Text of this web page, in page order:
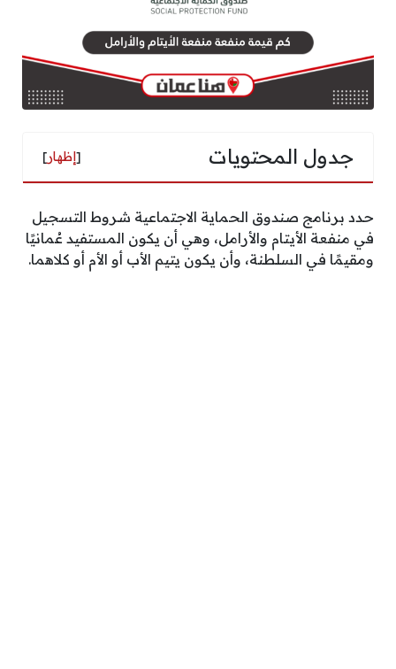
جدول المحتويات [إظهار]
حدد برنامج صندوق الحماية الاجتماعية شروط التسجيل
في منفعة الأيتام والأرامل، وهي أن يكون المستفيد عُمانيًا
ومقيمًا في السلطنة، وأن يكون يتيم الأب أو الأم أو كلاهما.